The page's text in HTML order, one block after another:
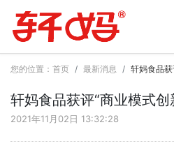
您的位置： 首页 最新消息 轩妈食品获
轩妈食品获评“商业模式创
2021年11月02日 13:32:28